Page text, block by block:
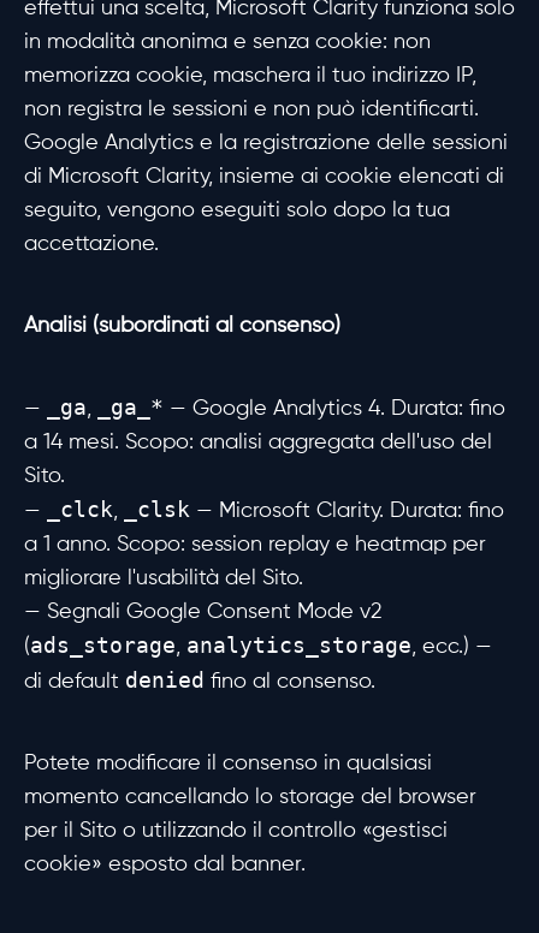
effettui una scelta, Microsoft Clarity funziona solo
in modalità anonima e senza cookie: non
memorizza cookie, maschera il tuo indirizzo IP,
non registra le sessioni e non può identificarti.
Google Analytics e la registrazione delle sessioni
di Microsoft Clarity, insieme ai cookie elencati di
seguito, vengono eseguiti solo dopo la tua
accettazione.
Analisi (subordinati al consenso)
— _ga, _ga_* — Google Analytics 4. Durata: fino
a 14 mesi. Scopo: analisi aggregata dell'uso del
Sito.
—
_clck, _clsk — Microsoft Clarity. Durata: fino
a 1 anno. Scopo: session replay e heatmap per
migliorare l'usabilità del Sito.
— Segnali Google Consent Mode v2
(ads_storage, analytics_storage, ecc.) —
di default denied fino al consenso.
Potete modificare il consenso in qualsiasi
momento cancellando lo storage del browser
per il Sito o utilizzando il controllo «gestisci
cookie» esposto dal banner.